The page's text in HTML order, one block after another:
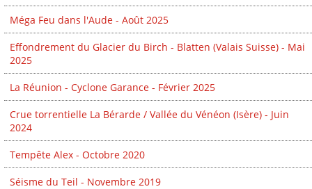
Méga Feu dans l'Aude - Août 2025
Effondrement du Glacier du Birch - Blatten (Valais Suisse) - Mai
2025
La Réunion - Cyclone Garance - Février 2025
Crue torrentielle La Bérarde / Vallée du Vénéon (Isère) - Juin
2024
Tempête Alex - Octobre 2020
Séisme du Teil - Novembre 2019